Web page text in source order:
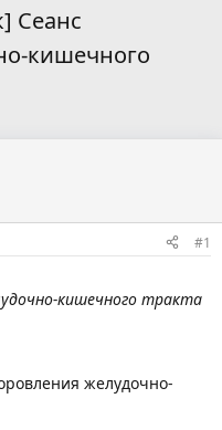
Сеанс
кишечного
#1
кишечного тракта
желудочно-